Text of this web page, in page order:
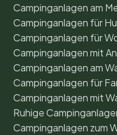
Campinganlagen am
Campinganlagen für
Campinganlagen für
Campinganlagen mit
Campinganlagen am
Campinganlagen für
Campinganlagen mit
Ruhige
Campinganlagen zum